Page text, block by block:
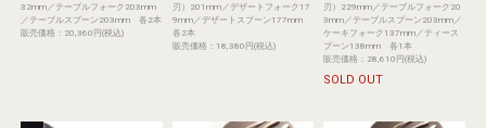
32mm／テーブルフォーク203mm
／テーブルスプーン203mm 各2本
販売価格：20,360円(税込)
刃）201mm／デザートフォーク17
9mm／デザートスプーン177mm
各2本
販売価格：18,380円(税込)
刃）229mm／テーブルフォーク20
3mm／テーブルスプーン203mm／
ケーキフォーク137mm／ティース
プーン138mm 各1本
販売価格：28,610円(税込)
SOLD OUT